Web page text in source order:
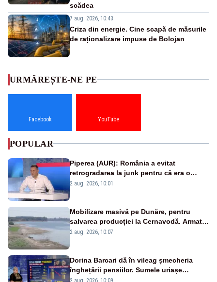
scădea
7 aug. 2026, 10:43
Criza din energie. Cine scapă de măsurile
de raționalizare impuse de Bolojan
URMĂREȘTE-NE PE
Facebook YouTube
POPULAR
Piperea (AUR): România a evitat
retrogradarea la junk pentru că era o
catastrofă pentru bănci și fondurile de
2 aug. 2026, 10:01
Mobilizare masivă pe Dunăre, pentru
salvarea producției la Cernavodă. Armata
va detona o stâncă și va devia apa
2 aug. 2026, 10:07
Dorina Barcari dă în vileag șmecheria
înghețării pensiilor. Sumele uriașe
pierdute de fiecare român
2 aug. 2026, 10:09